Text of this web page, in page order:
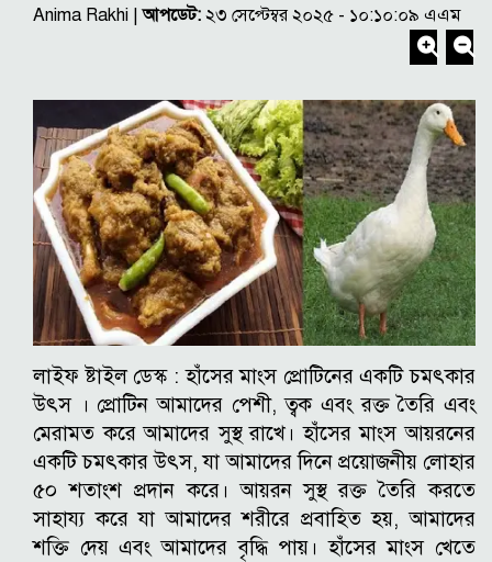
Anima Rakhi |আপডেট: ২৩ সেপ্টেম্বর ২০২৫ - ১০:১০:০৯ এএম
লাইফ ষ্টাইল ডেস্ক :হাঁসের মাংস প্রোটিনের একটি চমৎকার
উৎস । প্রোটিন আমাদের পেশী, ত্বক এবং রক্ত তৈরি এবং
মেরামত করে আমাদের সুস্থ রাখে। হাঁসের মাংস আয়রনের
একটি চমৎকার উৎস, যা আমাদের দিনে প্রয়োজনীয় লোহার
৫০ শতাংশ প্রদান করে। আয়রন সুস্থ রক্ত তৈরি করতে
সাহায্য করে যা আমাদের শরীরে প্রবাহিত হয়, আমাদের
শক্তি দেয় এবং আমাদের বৃদ্ধি পায়। হাঁসের মাংস খেতে